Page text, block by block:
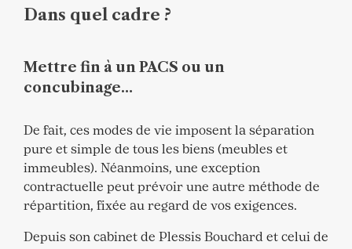
Dans quel cadre ?
Mettre fin à un PACS ou un
concubinage…
De fait, ces modes de vie imposent la séparation
pure et simple de tous les biens (meubles et
immeubles). Néanmoins, une exception
contractuelle peut prévoir une autre méthode de
répartition, fixée au regard de vos exigences.
Depuis son cabinet de Plessis Bouchard et celui de